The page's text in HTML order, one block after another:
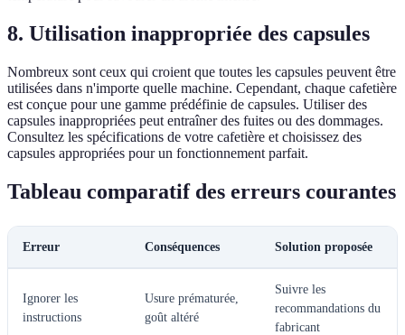
8. Utilisation inappropriée des capsules
Nombreux sont ceux qui croient que toutes les capsules peuvent être
utilisées dans n'importe quelle machine. Cependant, chaque cafetière
est conçue pour une gamme prédéfinie de capsules. Utiliser des
capsules inappropriées peut entraîner des fuites ou des dommages.
Consultez les spécifications de votre cafetière et choisissez des
capsules appropriées pour un fonctionnement parfait.
Tableau comparatif des erreurs courantes
Erreur Conséquences Solution proposée
Ignorer les
instructions
Usure prématurée,
goût altéré
Suivre les
recommandations du
fabricant